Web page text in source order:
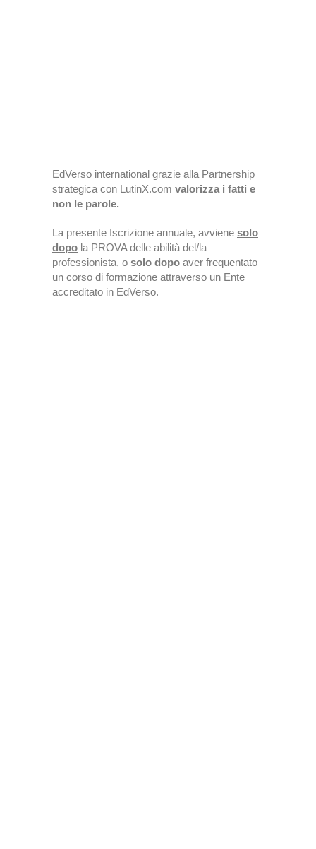
EdVerso international grazie alla Partnership
strategica con LutinX.com valorizza i fatti e
non le parole.
La presente Iscrizione annuale, avviene solo
dopo la PROVA delle abilità del/la
professionista, o solo dopo aver frequentato
un corso di formazione attraverso un Ente
accreditato in EdVerso.